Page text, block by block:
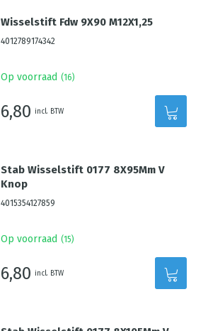
Wisselstift Fdw 9X90 M12X1,25
4012789174342
Op voorraad (16)
6,80 incl. BTW
Stab Wisselstift 0177 8X95Mm V
Knop
4015354127859
Op voorraad (15)
6,80 incl. BTW